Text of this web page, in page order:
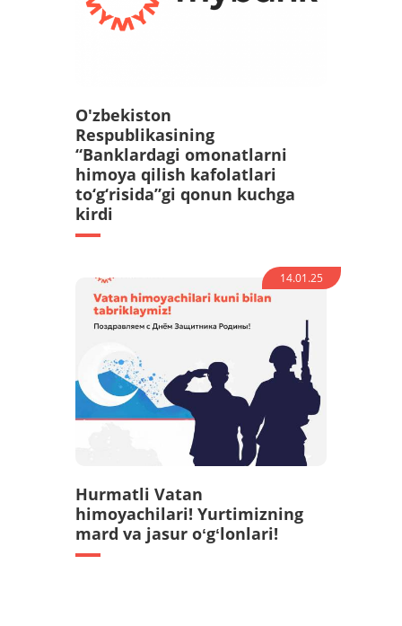
O'zbekiston
Respublikasining
“Banklardagi omonatlarni
himoya qilish kafolatlari
to‘g‘risida”gi qonun kuchga
kirdi
14.01.25
Hurmatli Vatan
himoyachilari! Yurtimizning
mard va jasur oʻgʻlonlari!